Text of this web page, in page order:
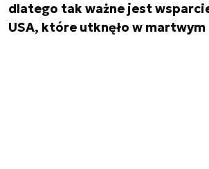
dlatego tak ważne jest
USA, które utknęło w